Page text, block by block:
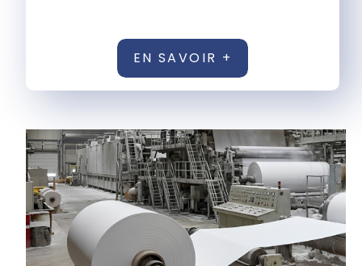
EN SAVOIR +